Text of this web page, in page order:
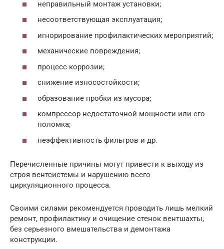
неправильный монтаж установки;
несоответствующая эксплуатация;
игнорирование профилактических мероприятий;
механические повреждения;
процесс коррозии;
снижение износостойкости;
образование пробки из мусора;
компрессор недостаточной мощности или его
поломка;
неэффективность фильтров и др.
Перечисленные причины могут привести к выходу из
строя вентсистемы и нарушению всего
циркуляционного процесса.
Своими силами рекомендуется проводить лишь мелкий
ремонт, профилактику и очищение стенок вентшахты,
без серьезного вмешательства и демонтажа
конструкции.